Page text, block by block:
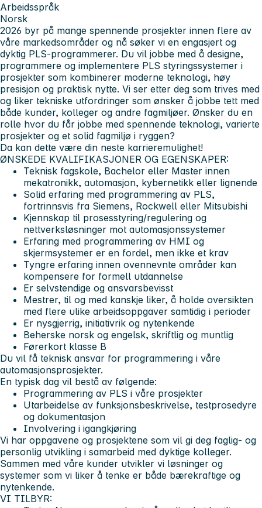
Arbeidsspråk
Norsk
2026 byr på mange spennende prosjekter innen flere av
våre markedsområder og nå søker vi en engasjert og
dyktig PLS-programmerer. Du vil jobbe med å designe,
programmere og implementere PLS styringssystemer i
prosjekter som kombinerer moderne teknologi, høy
presisjon og praktisk nytte. Vi ser etter deg som trives med
og liker tekniske utfordringer som ønsker å jobbe tett med
både kunder, kolleger og andre fagmiljøer. Ønsker du en
rolle hvor du får jobbe med spennende teknologi, varierte
prosjekter og et solid fagmiljø i ryggen?
Da kan dette være din neste karrieremulighet!
ØNSKEDE KVALIFIKASJONER OG EGENSKAPER:
Teknisk fagskole, Bachelor eller Master innen
mekatronikk, automasjon, kybernetikk eller lignende
Solid erfaring med programmering av PLS,
fortrinnsvis fra Siemens, Rockwell eller Mitsubishi
Kjennskap til prosesstyring/regulering og
nettverksløsninger mot automasjonssystemer
Erfaring med programmering av HMI og
skjermsystemer er en fordel, men ikke et krav
Tyngre erfaring innen ovennevnte områder kan
kompensere for formell utdannelse
Er selvstendige og ansvarsbevisst
Mestrer, til og med kanskje liker, å holde oversikten
med flere ulike arbeidsoppgaver samtidig i perioder
Er nysgjerrig, initiativrik og nytenkende
Beherske norsk og engelsk, skriftlig og muntlig
Førerkort klasse B
Du vil få teknisk ansvar for programmering i våre
automasjonsprosjekter.
En typisk dag vil bestå av følgende:
Programmering av PLS i våre prosjekter
Utarbeidelse av funksjonsbeskrivelse, testprosedyre
og dokumentasjon
Involvering i igangkjøring
Vi har oppgavene og prosjektene som vil gi deg faglig- og
personlig utvikling i samarbeid med dyktige kolleger.
Sammen med våre kunder utvikler vi løsninger og
systemer som vi liker å tenke er både bærekraftige og
nytenkende.
VI TILBYR: